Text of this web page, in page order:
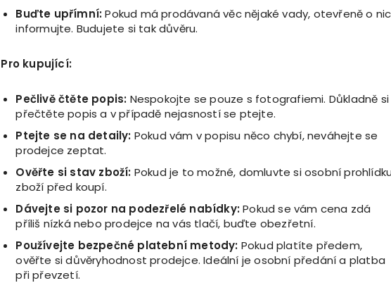
Buďte upřímní:Pokud má prodávaná věc nějaké vady, otevřeně o
informujte. Budujete si tak důvěru.
Pro kupující:
Pečlivě čtěte popis: Nespokojte se pouze s fotografiemi. Důkladně si
přečtěte popis a v případě nejasností se ptejte.
Ptejte se na detaily: Pokud vám v popisu něco chybí, neváhejte se
prodejce zeptat.
Ověřte si stav zboží: Pokud je to možné, domluvte si osobní
zboží před koupí.
Dávejte si pozor na podezřelé nabídky:Pokud se vám cena zdá
příliš nízká nebo prodejce na vás tlačí, buďte obezřetní.
Používejte bezpečné platební metody: Pokud platíte předem,
ověřte si důvěryhodnost prodejce. Ideální je osobní předání a platba
při převzetí.